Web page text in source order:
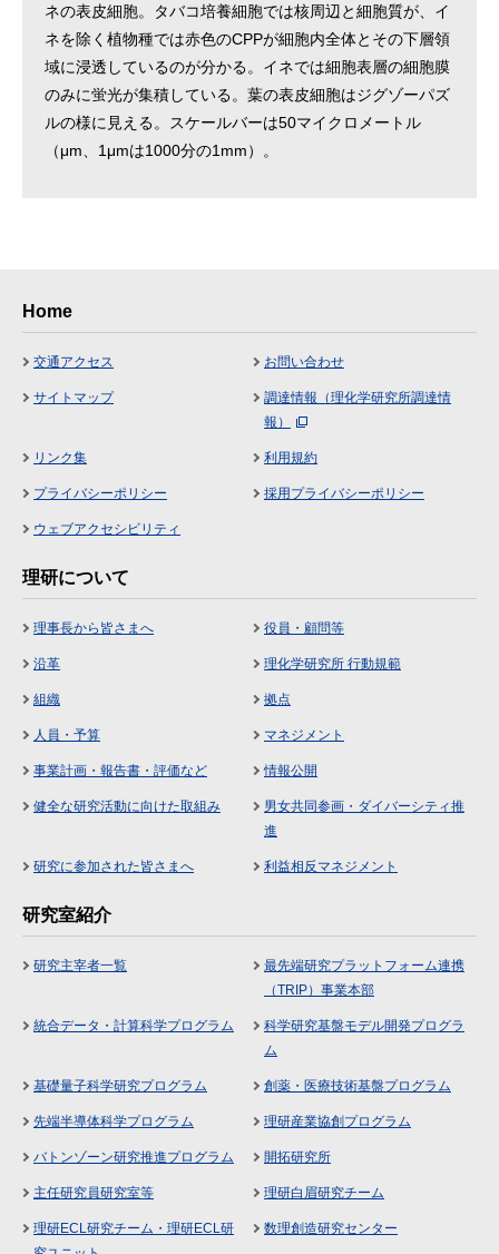
ネの表皮細胞。タバコ培養細胞では核周辺と細胞質が、イ
ネを除く植物種では赤色のCPPが細胞内全体とその下層領
域に浸透しているのが分かる。イネでは細胞表層の細胞膜
のみに蛍光が集積している。葉の表皮細胞はジグゾーパズ
ルの様に見える。スケールバーは50マイクロメートル
（μm、1μmは1000分の1mm）。
Home
交通アクセス お問い合わせ
サイトマップ
調達情報（理化学研究所調達情
報）
リンク集 利用規約
プライバシーポリシー 採用プライバシーポリシー
ウェブアクセシビリティ
理研について
理事長から皆さまへ 役員・顧問等
沿革 理化学研究所 行動規範
組織 拠点
人員・予算 マネジメント
事業計画・報告書・評価など 情報公開
健全な研究活動に向けた取組み
男女共同参画・ダイバーシティ推
進
研究に参加された皆さまへ 利益相反マネジメント
研究室紹介
研究主宰者一覧
最先端研究プラットフォーム連携
（TRIP）事業本部
統合データ・計算科学プログラム
科学研究基盤モデル開発プログラ
ム
基礎量子科学研究プログラム 創薬・医療技術基盤プログラム
先端半導体科学プログラム 理研産業協創プログラム
バトンゾーン研究推進プログラム 開拓研究所
主任研究員研究室等 理研白眉研究チーム
理研ECL研究チーム・理研ECL研
数理創造研究センター